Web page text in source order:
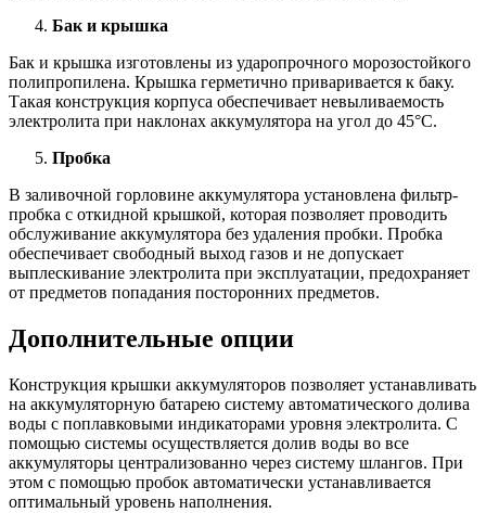
Бак и крышка
Бак и крышка изготовлены из ударопрочного морозостойкого
полипропилена. Крышка герметично приваривается к баку.
Такая конструкция корпуса обеспечивает невыливаемость
электролита при наклонах аккумулятора на угол до 45°С.
Пробка
В заливочной горловине аккумулятора установлена фильтр-
пробка с откидной крышкой, которая позволяет проводить
обслуживание аккумулятора без удаления пробки. Пробка
обеспечивает свободный выход газов и не допускает
выплескивание электролита при эксплуатации, предохраняет
от предметов попадания посторонних предметов.
Дополнительные опции
Конструкция крышки аккумуляторов позволяет устанавливать
на аккумуляторную батарею систему автоматического долива
воды с поплавковыми индикаторами уровня электролита. С
помощью системы осуществляется долив воды во все
аккумуляторы централизованно через систему шлангов. При
этом с помощью пробок автоматически устанавливается
оптимальный уровень наполнения.